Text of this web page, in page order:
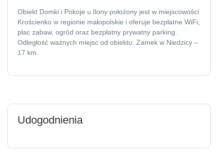
Obiekt Domki i Pokoje u Ilony położony jest w miejscowości
Krościenko w regionie małopolskie i oferuje bezpłatne WiFi,
plac zabaw, ogród oraz bezpłatny prywatny parking.
Odległość ważnych miejsc od obiektu: Zamek w Niedzicy –
17 km.
Udogodnienia